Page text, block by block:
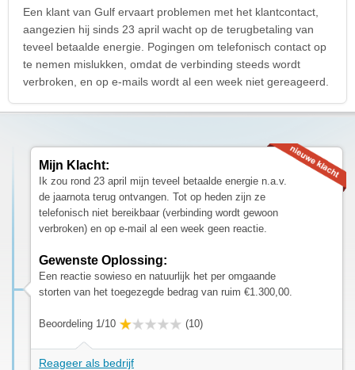
Een klant van Gulf ervaart problemen met het klantcontact,
aangezien hij sinds 23 april wacht op de terugbetaling van
teveel betaalde energie. Pogingen om telefonisch contact op
te nemen mislukken, omdat de verbinding steeds wordt
verbroken, en op e-mails wordt al een week niet gereageerd.
Mijn Klacht:
Ik zou rond 23 april mijn teveel betaalde energie n.a.v.
de jaarnota terug ontvangen. Tot op heden zijn ze
telefonisch niet bereikbaar (verbinding wordt gewoon
verbroken) en op e-mail al een week geen reactie.
Gewenste Oplossing:
Een reactie sowieso en natuurlijk het per omgaande
storten van het toegezegde bedrag van ruim €1.300,00.
Beoordeling 1/10 (10)
Reageer als bedrijf